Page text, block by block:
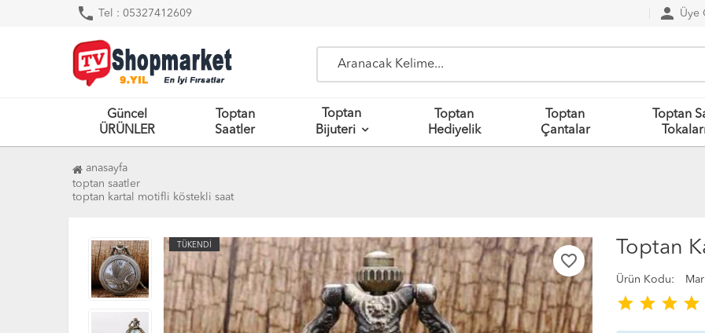
phone Tel : 05327412609 person Üye
Güncel
ÜRÜNLER
Toptan
Saatler
Toptan
Bijuteri
Toptan
Hediyelik
Toptan
Çantalar
Toptan
anasayfa
toptan saatler
toptan kartal motifli köstekli saat
TÜKENDİ
favorite_border
Toptan
Ürün Kodu:
star star star star